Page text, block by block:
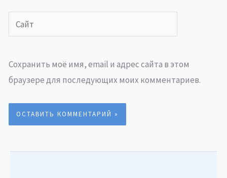
Сайт
Сохранить моё имя, email и адрес сайта в этом
браузере для последующих моих комментариев.